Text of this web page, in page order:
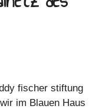
fischer stiftung
im Blauen Haus